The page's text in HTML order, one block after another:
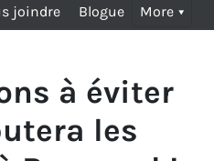
joindre Blogue More
à éviter
les